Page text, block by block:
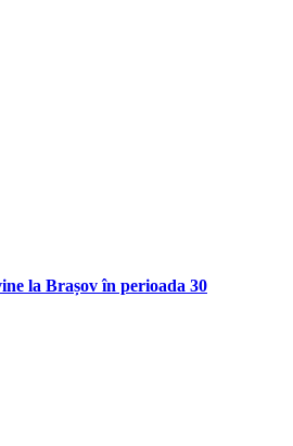
la Brașov în perioada 30